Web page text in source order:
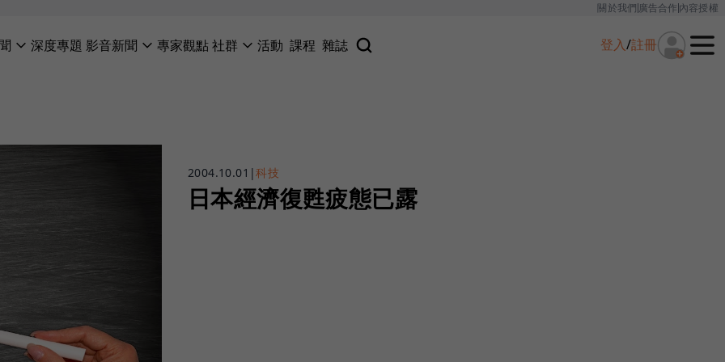
關於我們廣告合作內容授權
深度專題 影音新聞 專家觀點社群 活動 課程 雜誌 登入/註冊
2004.10.01 |科技
日本經濟復甦疲態已露